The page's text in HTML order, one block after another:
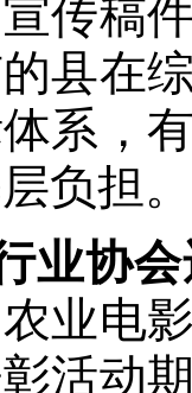
传稿
县在
系，
负担。
业协
业电
活动